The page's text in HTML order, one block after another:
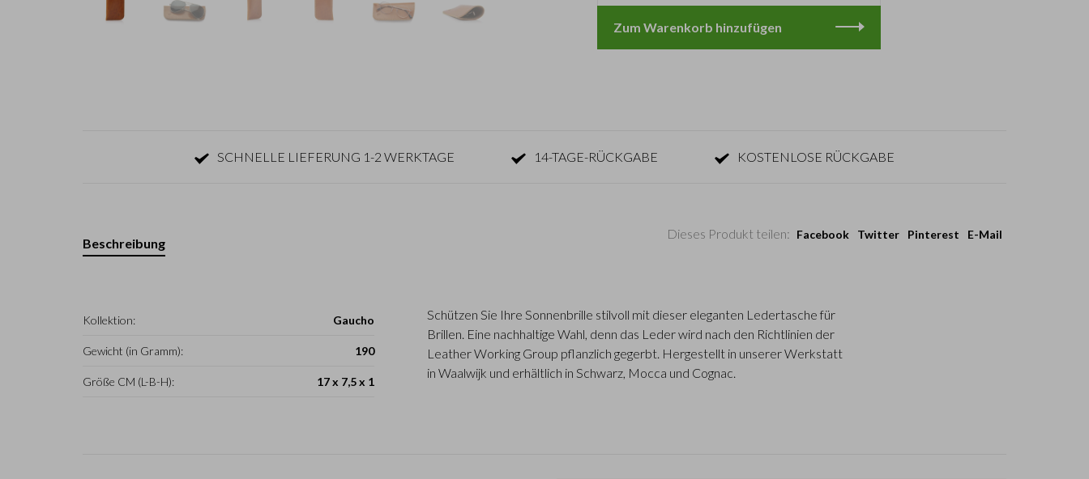
Zum Warenkorb hinzufügen
SCHNELLE LIEFERUNG 1-2 WERKTAGE 14-TAGE-RÜCKGABE KOSTENLOSE RÜCKGABE
Dieses Produkt teilen: Facebook Twitter Pinterest E-Mail
Beschreibung
Kollektion: Gaucho
Gewicht (in Gramm): 190
Größe CM (L-B-H): 17 x 7,5 x 1
Schützen Sie Ihre Sonnenbrille stilvoll mit dieser eleganten Ledertasche für
Brillen. Eine nachhaltige Wahl, denn das Leder wird nach den Richtlinien der
Leather Working Group pflanzlich gegerbt. Hergestellt in unserer Werkstatt
in Waalwijk und erhältlich in Schwarz, Mocca und Cognac.